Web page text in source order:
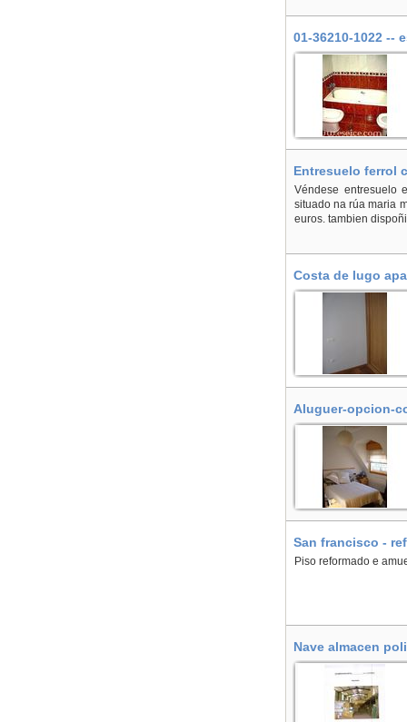
01-36210-1022 --
Entresuelo ferrol
Véndese entresuelo
situado na rúa maria
euros. tambien
Costa de lugo
Aluguer-opcion-
San francisco -
Piso reformado e
Nave almacen